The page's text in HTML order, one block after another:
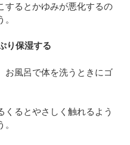
するとかゆみが悪化するの
り保湿する
お風呂で体を洗うときにゴ
くるとやさしく触れるよう